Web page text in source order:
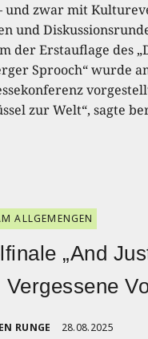
und zwar mit
und
der Erstauflage des
Sprooch“ wurde
zur Welt“, sagte
ALLGEMENGEN
„And
Vergessene
RUNGE 28.08.2025